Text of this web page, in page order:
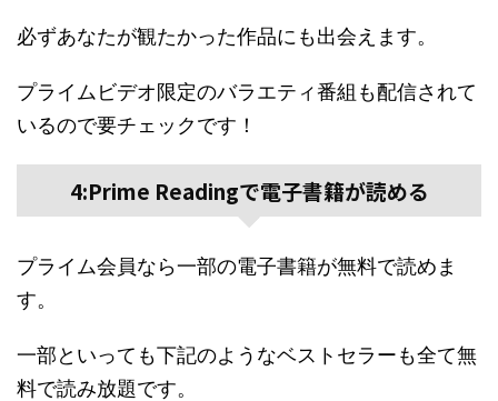
必ずあなたが観たかった作品にも出会えます。
プライムビデオ限定のバラエティ番組も配信されて
いるので要チェックです！
4:Prime Readingで電子書籍が読める
プライム会員なら一部の電子書籍が無料で読めま
す。
一部といっても下記のようなベストセラーも全て無
料で読み放題です。